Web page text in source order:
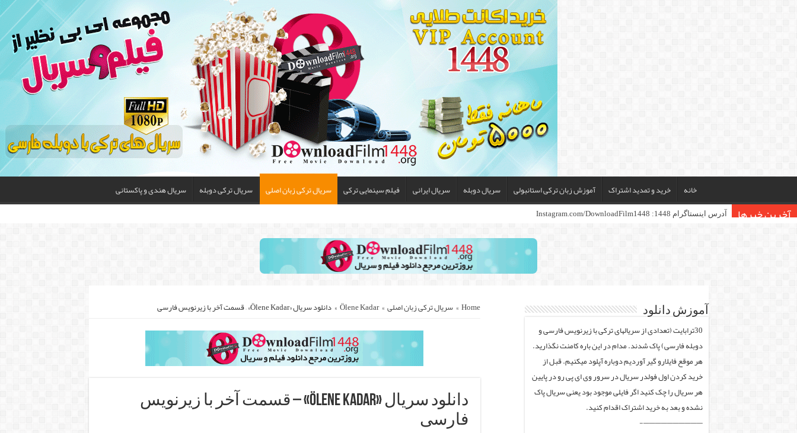
خانه خرید و تمدید اشتراک آموزش زبان ترکی استانبولی سریال دوبله سریال ایرانی فیلم سینمایی ترکی سریال ترکی زبان اصلی سریال ترکی دوبله سریال هندی و پاکستانی
آخرین خبرها
Home
» سریال ترکی زبان اصلی »
Ölene Kadar
» دانلود سریال «Ölene Kadar» – قسمت آخر با زیرنویس فارسی
دانلود سریال «Ölene Kadar» – قسمت آخر با زیرنویس
فارسی
آموزش دانلود
30ترابایت (تعدادی از سریالهای ترکی با زیرنویس فارسی و
دوبله فارسی) پاک شدند. مدام در این باره کامنت نگذارید.
هر موقع فایلارو گیر آوردیم دوباره آپلود میکنیم. قبل از
خرید کردن اول فولدر سریال در سرور وی ای پی رو در پایین
هر سریال را چک کنید اگر فایلی موجود بود یعنی سریال پاک
نشده و بعد به خرید اشتراک اقدام کنید.
——————————-